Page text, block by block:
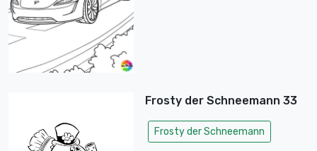
Frosty der Schneemann 33
Frosty der Schneemann